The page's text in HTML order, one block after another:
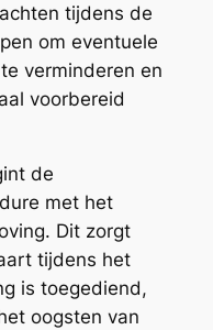
tijdens de
om eventuele
verminderen en
voorbereid
de
met het
Dit zorgt
tijdens het
is toegediend,
oogsten van